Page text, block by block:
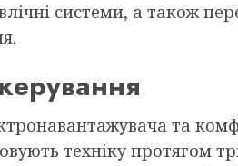
системи, а також
та
техніку протягом